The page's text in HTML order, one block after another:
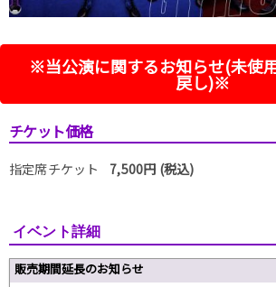
※当公演に関するお知らせ(未使
戻し)※
チケット価格
指定席チケット 7,500円 (税込)
イベント詳細
販売期間延長のお知らせ